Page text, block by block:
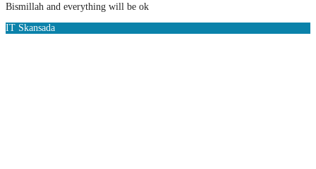
Bismillah and everything will be ok
IT Skansada